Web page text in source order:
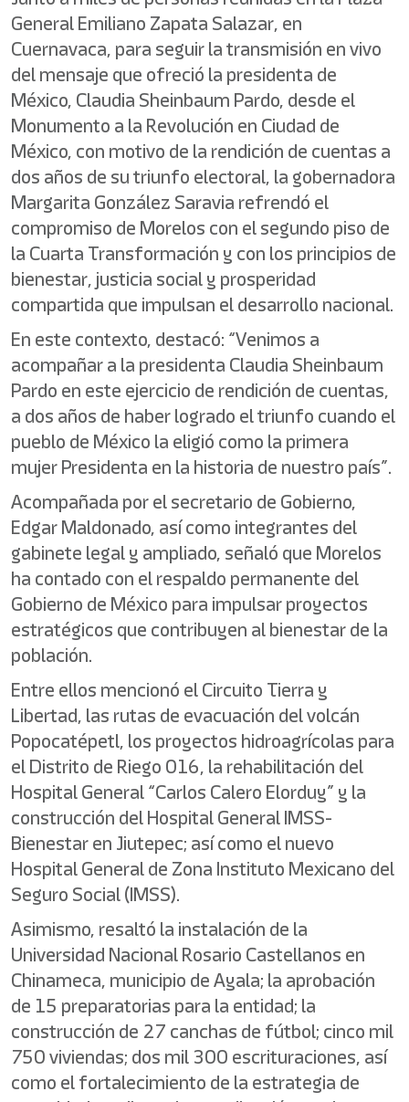
General Emiliano Zapata Salazar, en
Cuernavaca, para seguir la transmisión en vivo
del mensaje que ofreció la presidenta de
México, Claudia Sheinbaum Pardo, desde el
Monumento a la Revolución en Ciudad de
México, con motivo de la rendición de cuentas a
dos años de su triunfo electoral, la gobernadora
Margarita González Saravia refrendó el
compromiso de Morelos con el segundo piso de
la Cuarta Transformación y con los principios de
bienestar, justicia social y prosperidad
compartida que impulsan el desarrollo nacional.
En este contexto, destacó: “Venimos a
acompañar a la presidenta Claudia Sheinbaum
Pardo en este ejercicio de rendición de cuentas,
a dos años de haber logrado el triunfo cuando el
pueblo de México la eligió como la primera
mujer Presidenta en la historia de nuestro país”.
Acompañada por el secretario de Gobierno,
Edgar Maldonado, así como integrantes del
gabinete legal y ampliado, señaló que Morelos
ha contado con el respaldo permanente del
Gobierno de México para impulsar proyectos
estratégicos que contribuyen al bienestar de la
población.
Entre ellos mencionó el Circuito Tierra y
Libertad, las rutas de evacuación del volcán
Popocatépetl, los proyectos hidroagrícolas para
el Distrito de Riego 016, la rehabilitación del
Hospital General “Carlos Calero Elorduy” y la
construcción del Hospital General IMSS-
Bienestar en Jiutepec; así como el nuevo
Hospital General de Zona Instituto Mexicano del
Seguro Social (IMSS).
Asimismo, resaltó la instalación de la
Universidad Nacional Rosario Castellanos en
Chinameca, municipio de Ayala; la aprobación
de 15 preparatorias para la entidad; la
construcción de 27 canchas de fútbol; cinco mil
750 viviendas; dos mil 300 escrituraciones, así
como el fortalecimiento de la estrategia de